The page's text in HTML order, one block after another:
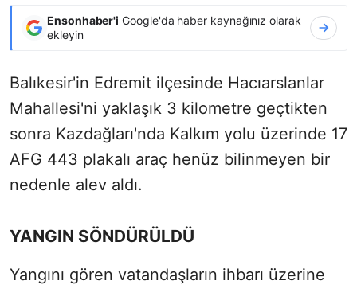
Ensonhaber'i Google'da haber kaynağınız olarak
ekleyin
Balıkesir'in Edremit ilçesinde Hacıarslanlar
Mahallesi'ni yaklaşık 3 kilometre geçtikten
sonra Kazdağları'nda Kalkım yolu üzerinde 17
AFG 443 plakalı araç henüz bilinmeyen bir
nedenle alev aldı.
YANGIN SÖNDÜRÜLDÜ
Yangını gören vatandaşların ihbarı üzerine